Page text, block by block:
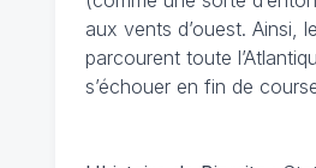
aux vents d’ouest. Ainsi,
parcourent toute
s’échouer en fin de